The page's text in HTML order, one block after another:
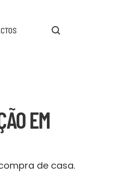
EM
de casa.